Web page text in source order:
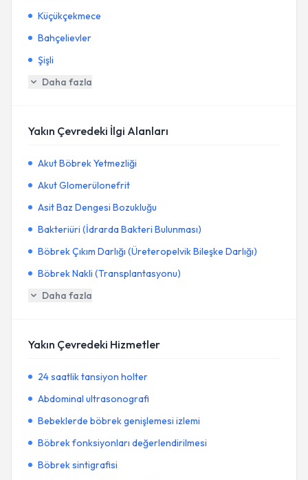
Küçükçekmece
Bahçelievler
Şişli
Daha fazla
Yakın Çevredeki İlgi Alanları
Akut Böbrek Yetmezliği
Akut Glomerülonefrit
Asit Baz Dengesi Bozukluğu
Bakteriüri (İdrarda Bakteri Bulunması)
Böbrek Çıkım Darlığı (Üreteropelvik Bileşke Darlığı)
Böbrek Nakli (Transplantasyonu)
Daha fazla
Yakın Çevredeki Hizmetler
24 saatlik tansiyon holter
Abdominal ultrasonografi
Bebeklerde böbrek genişlemesi izlemi
Böbrek fonksiyonları değerlendirilmesi
Böbrek sintigrafisi